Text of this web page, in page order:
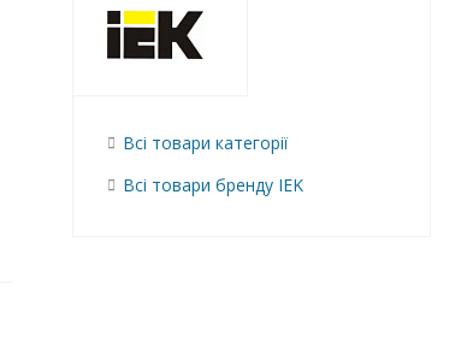
Всі товари категорії
Всі товари бренду IEK